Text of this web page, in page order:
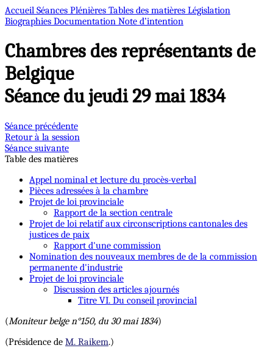
Accueil Séances Plénières Tables des matières Législation
Biographies Documentation Note d’intention
Chambres des représentants de
Belgique
Séance du jeudi 29 mai 1834
Séance précédente
Retour à la session
Séance suivante
Table des matières
Appel nominal et lecture du procès-verbal
Pièces adressées à la chambre
Projet de loi provinciale
Rapport de la section centrale
Projet de loi relatif aux circonscriptions cantonales des
justices de paix
Rapport d'une commission
Nomination des nouveaux membres de de la commission
permanente d'industrie
Projet de loi provinciale
Discussion des articles ajournés
Titre VI. Du conseil provincial
(Moniteur belge n°150, du 30 mai 1834)
(Présidence de M. Raikem.)